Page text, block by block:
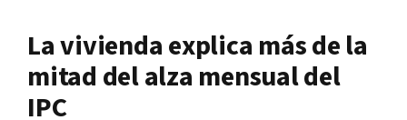
La vivienda explica más de la
mitad del alza mensual del
IPC